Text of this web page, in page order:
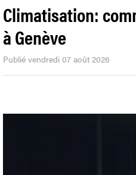
Climatisation:
à Genève
Publié vendredi 07 août 2026